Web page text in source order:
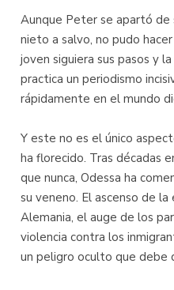
Aunque Peter se apartó de
nieto a salvo, no pudo
joven siguiera sus pasos y
practica un periodismo
rápidamente en el mundo
Y este no es el único
ha florecido. Tras décadas
que nunca, Odessa ha
su veneno. El ascenso de
Alemania, el auge de los
violencia contra los
un peligro oculto que debe